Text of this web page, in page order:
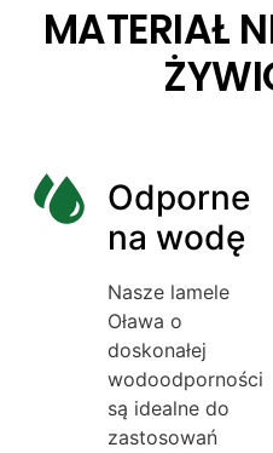
MATERIAŁ
Odporne
na wodę
Nasze lamele
Oława o
doskonałej
wodoodporności
są idealne do
zastosowań